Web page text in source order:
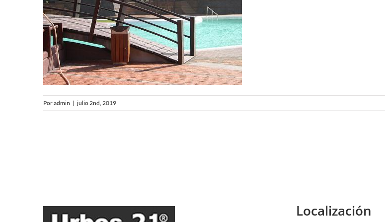
Poradmin | julio 2nd, 2019
Localización